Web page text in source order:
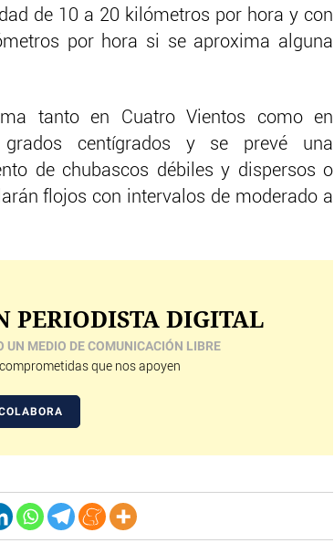
de 10 a 20 kilómetros por hora y con
por hora si se aproxima alguna
tanto en Cuatro Vientos como en
centígrados y se prevé una
de chubascos débiles y dispersos o
flojos con intervalos de moderado a
PERIODISTA DIGITAL
UN MEDIO DE COMUNICACIÓN LIBRE
que nos apoyen